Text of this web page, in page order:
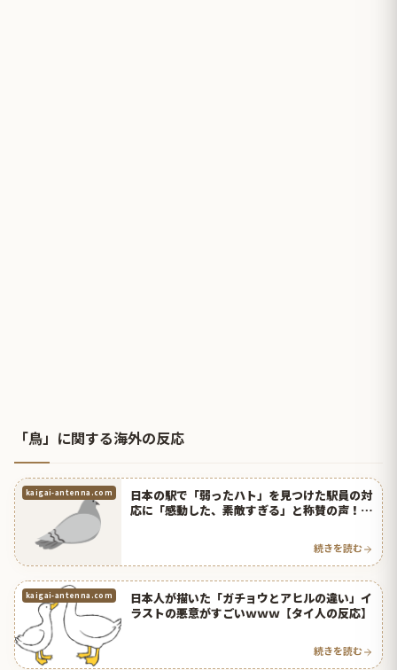
「鳥」に関する海外の反応
kaigai-antenna.com
日本の駅で「弱ったハト」を見つけた駅員の対
応に「感動した、素敵すぎる」と称賛の声！
続きを読む
kaigai-antenna.com
日本人が描いた「ガチョウとアヒルの違い」イ
ラストの悪意がすごいｗｗｗ【タイ人の反応】
続きを読む